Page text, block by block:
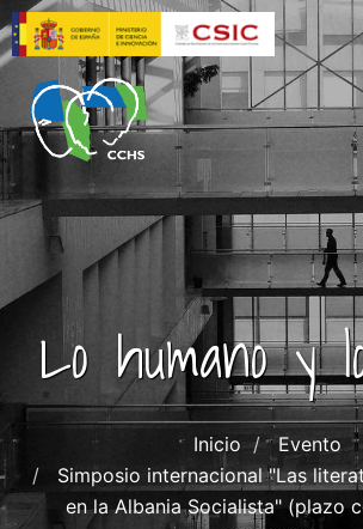
Pasar
al
contenido
principal
Lo humano y
Inicio
Evento
Simposio internacional "Las
en la Albania Socialista" (plazo